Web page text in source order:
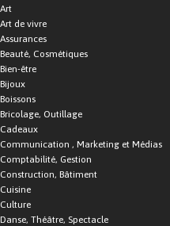
Art
Art de vivre
Assurances
Beauté, Cosmétiques
Bien-être
Bijoux
Boissons
Bricolage, Outillage
Cadeaux
Communication , Marketing et Médias
Comptabilité, Gestion
Construction, Bâtiment
Cuisine
Culture
Danse, Théâtre, Spectacle